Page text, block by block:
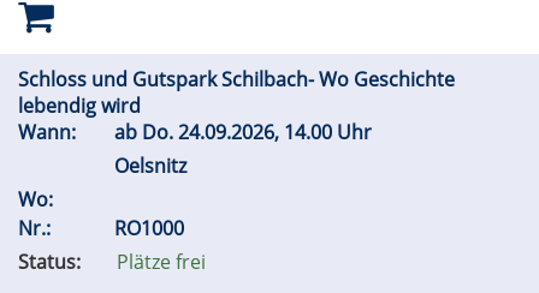
Schloss und Gutspark Schilbach- Wo Geschichte
lebendig wird
Wann:
ab Do.24.09.2026, 14.00 Uhr
Oelsnitz
Wo:
Nr.:
RO1000
Status:
Plätze frei